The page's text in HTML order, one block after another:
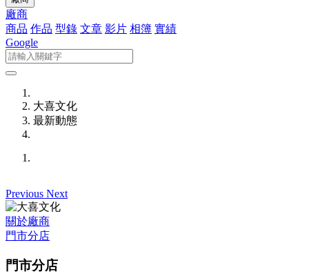
廠商
商品 作品 型錄 文章 影片 相簿 實績
Google
大喜文化
最新動態
Previous Next
關於廠商
門市分店
門市分店